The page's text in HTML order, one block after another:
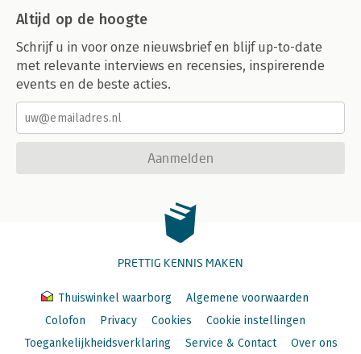
Altijd op de hoogte
Schrijf u in voor onze nieuwsbrief en blijf up-to-date
met relevante interviews en recensies, inspirerende
events en de beste acties.
Aanmelden
PRETTIG KENNIS MAKEN
Thuiswinkel waarborg
Algemene voorwaarden
Colofon
Privacy Cookies
Cookie instellingen
Toegankelijkheidsverklaring
Service & Contact Over ons